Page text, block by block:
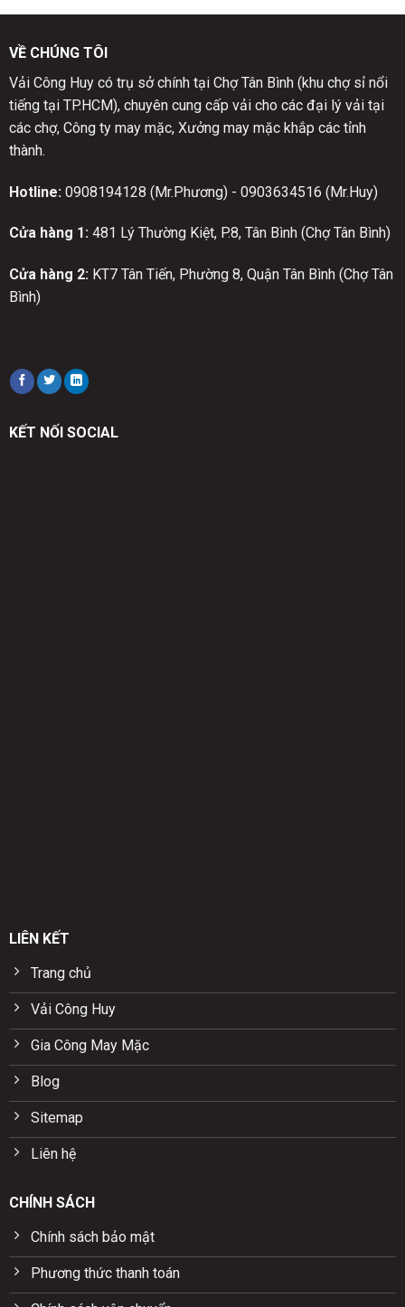
VỀ CHÚNG TÔI
Vải Công Huy có trụ sở chính tại Chợ Tân Bình (khu chợ sỉ nổi
tiếng tại TP.HCM), chuyên cung cấp vải cho các đại lý vải tại
các chợ, Công ty may mặc, Xưởng may mặc khắp các tỉnh
thành.
Hotline: 0908194128 (Mr.Phương) - 0903634516 (Mr.Huy)
Cửa hàng 1:481 Lý Thường Kiệt, P.8, Tân Bình (Chợ Tân Bình)
Cửa hàng 2:KT7 Tân Tiến, Phường 8, Quận Tân Bình (Chợ Tân
Bình)
LIÊN KẾT
Trang chủ
Vải Công Huy
Gia Công May Mặc
Blog
Sitemap
Liên hệ
CHÍNH SÁCH
Chính sách bảo mật
Phương thức thanh toán
KẾT NỐI SOCIAL